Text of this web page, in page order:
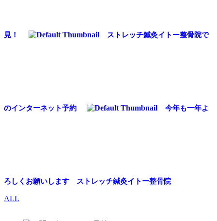
見！ ストレッチ鍼灸イトー整骨院で
のインターネット予約 今年も一年よ
ろしくお願いします ストレッチ鍼灸イトー整骨院
ALL